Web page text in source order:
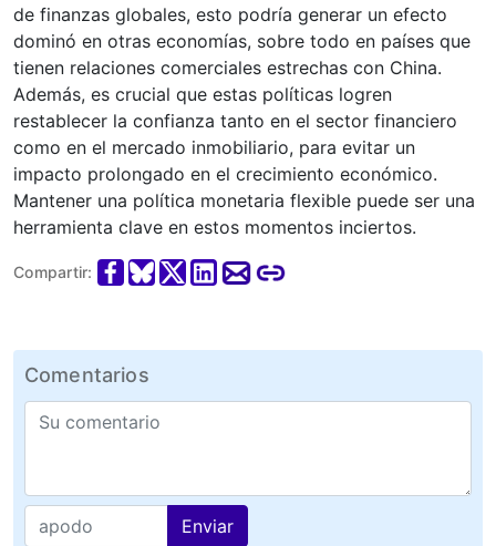
de finanzas globales, esto podría generar un efecto
dominó en otras economías, sobre todo en países que
tienen relaciones comerciales estrechas con China.
Además, es crucial que estas políticas logren
restablecer la confianza tanto en el sector financiero
como en el mercado inmobiliario, para evitar un
impacto prolongado en el crecimiento económico.
Mantener una política monetaria flexible puede ser una
herramienta clave en estos momentos inciertos.
Compartir:
Comentarios
Enviar